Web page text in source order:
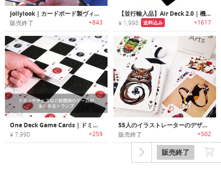
販売終了
Jollylook｜カードボード製ヴィンテージインスタントカメラ「ジョリールック」
販売終了 +843
【並行輸入品】Air Deck 2.0｜機内の狭いテーブルでも楽しめるトラベルフレンドリートランプ「エアデッキ2.0」
¥ 1,998 送料込み +1617
One Deck Game Cards｜ドミノやチェスなど数種類のゲームが楽しめるトランプ「ワンデッキゲームカード」
¥ 7,990 +259
55人のイラストレーターのデザインのトランプ
販売終了 +502